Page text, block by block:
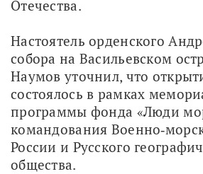
Отечества.
Настоятель орденского
собора на Васильевском
Наумов уточнил, что
состоялось в рамках
программы фонда «Люди
командования
России и Русского
общества.